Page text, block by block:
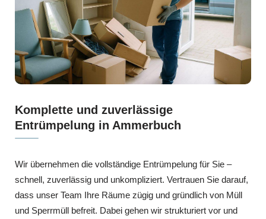
Komplette und zuverlässige
Entrümpelung in Ammerbuch
Wir übernehmen die vollständige Entrümpelung für Sie –
schnell, zuverlässig und unkompliziert. Vertrauen Sie darauf,
dass unser Team Ihre Räume zügig und gründlich von Müll
und Sperrmüll befreit. Dabei gehen wir strukturiert vor und